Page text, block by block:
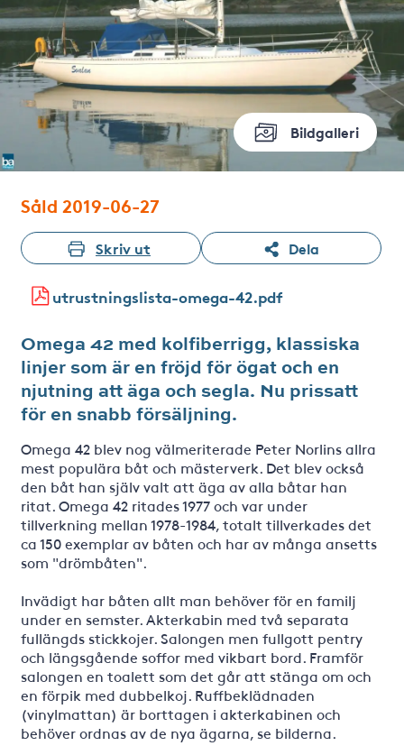
Bildgalleri
Såld 2019-06-27
Skriv ut Dela
utrustningslista-omega-42.pdf
Omega 42 med kolfiberrigg, klassiska
linjer som är en fröjd för ögat och en
njutning att äga och segla. Nu prissatt
för en snabb försäljning.
Omega 42 blev nog välmeriterade Peter Norlins allra
mest populära båt och mästerverk. Det blev också
den båt han själv valt att äga av alla båtar han
ritat. Omega 42 ritades 1977 och var under
tillverkning mellan 1978-1984, totalt tillverkades det
ca 150 exemplar av båten och har av många ansetts
som "drömbåten".
Invädigt har båten allt man behöver för en familj
under en semster. Akterkabin med två separata
fullängds stickkojer. Salongen men fullgott pentry
och längsgående soffor med vikbart bord. Framför
salongen en toalett som det går att stänga om och
en förpik med dubbelkoj. Ruffbeklädnaden
(vinylmattan) är borttagen i akterkabinen och
behöver ordnas av de nya ägarna, se bilderna.